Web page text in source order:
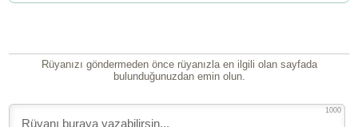
Rüyanızı göndermeden önce rüyanızla en ilgili olan sayfada
bulunduğunuzdan emin olun.
1000